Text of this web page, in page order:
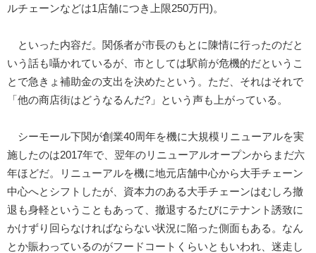
ルチェーンなどは1店舗につき上限250万円)。
といった内容だ。関係者が市長のもとに陳情に行ったのだと
いう話も囁かれているが、市としては駅前が危機的だというこ
とで急きょ補助金の支出を決めたという。ただ、それはそれで
「他の商店街はどうなるんだ?」という声も上がっている。
シーモール下関が創業40周年を機に大規模リニューアルを実
施したのは2017年で、翌年のリニューアルオープンからまだ六
年ほどだ。リニューアルを機に地元店舗中心から大手チェーン
中心へとシフトしたが、資本力のある大手チェーンはむしろ撤
退も身軽ということもあって、撤退するたびにテナント誘致に
かけずり回らなければならない状況に陥った側面もある。なん
とか賑わっているのがフードコートくらいともいわれ、迷走し